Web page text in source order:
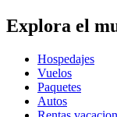
Explora el
Hospedajes
Vuelos
Paquetes
Autos